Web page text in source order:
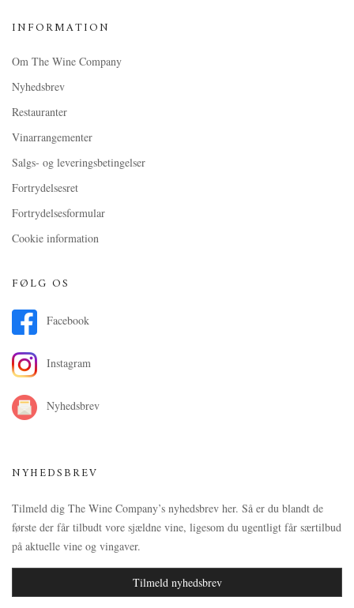
INFORMATION
Om The Wine Company
Nyhedsbrev
Restauranter
Vinarrangementer
Salgs- og leveringsbetingelser
Fortrydelsesret
Fortrydelsesformular
Cookie information
FØLG OS
Facebook
Instagram
Nyhedsbrev
NYHEDSBREV
Tilmeld dig The Wine Company’s nyhedsbrev her. Så er du blandt de
første der får tilbudt vore sjældne vine, ligesom du ugentligt får særtilbud
på aktuelle vine og vingaver.
Tilmeld nyhedsbrev